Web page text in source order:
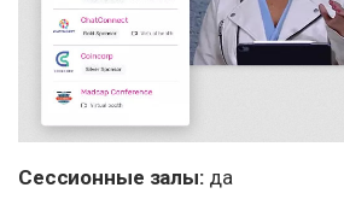
Сессионные залы:да